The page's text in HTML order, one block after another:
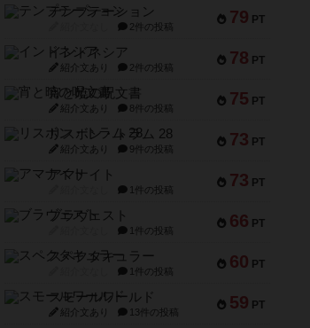
79 PT
テンプテーション
2件の投稿
78 PT
インドネシア
紹介文あり 2件の投稿
75 PT
宵と暁の呪文書
紹介文あり 8件の投稿
73 PT
リスボン・トラム 28
紹介文あり 9件の投稿
73 PT
アマナイト
1件の投稿
66 PT
ブラヴェスト
1件の投稿
60 PT
スペクタキュラー
1件の投稿
59 PT
スモールワールド
紹介文あり 13件の投稿